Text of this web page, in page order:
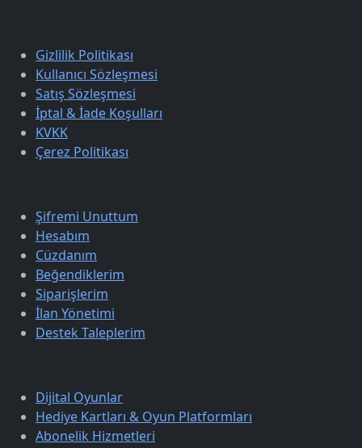
Gizlilik Politikası
Kullanıcı Sözleşmesi
Satış Sözleşmesi
İptal & İade Koşulları
KVKK
Çerez Politikası
Şifremi Unuttum
Hesabım
Cüzdanım
Beğendiklerim
Siparişlerim
İlan Yönetimi
Destek Taleplerim
Dijital Oyunlar
Hediye Kartları & Oyun Platformları
Abonelik Hizmetleri